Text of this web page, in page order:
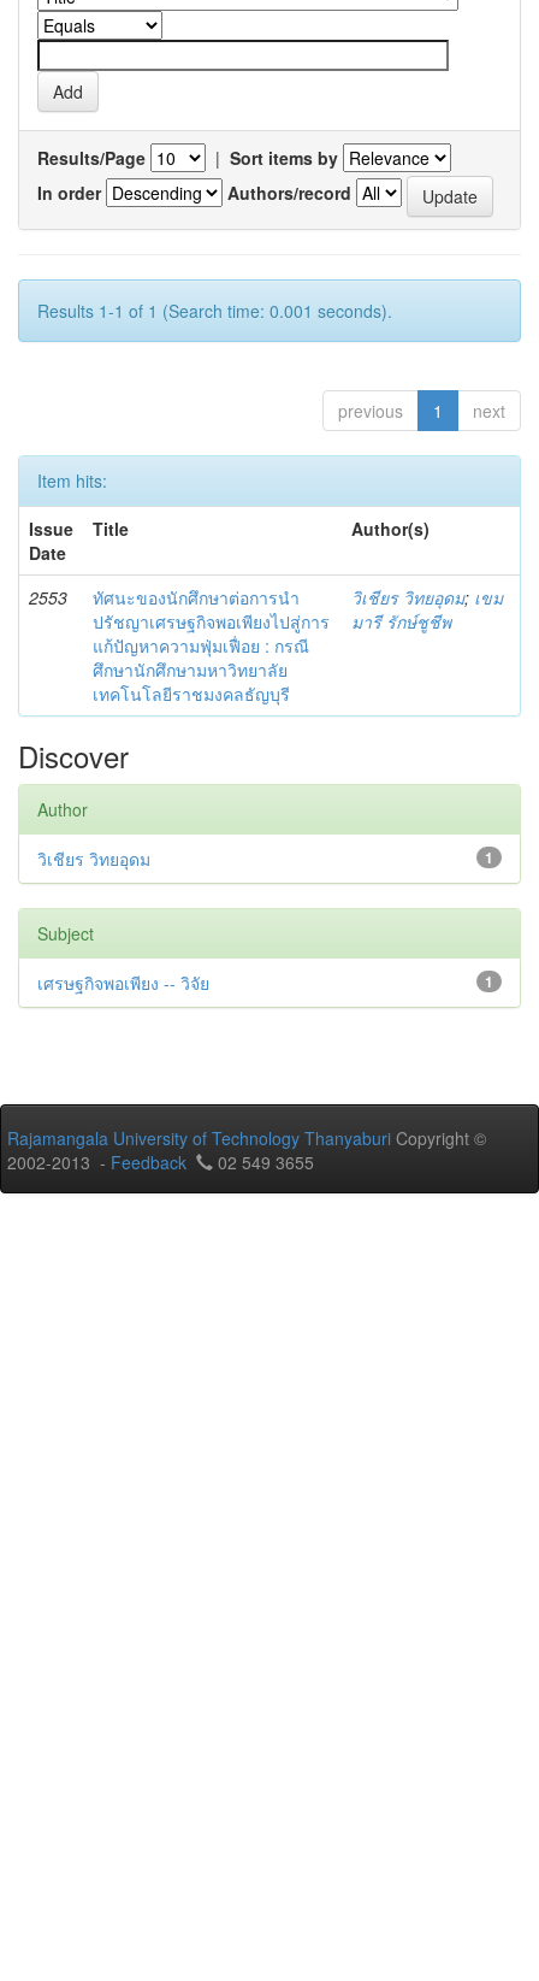
Results/Page | Sort items by
In order
Authors/record
Results 1-1 of 1 (Search time: 0.001 seconds).
previous 1 next
Item hits:
Issue
Date
Title Author(s)
2553
ทัศนะของนักศึกษาต่อการนำ
ปรัชญาเศรษฐกิจพอเพียงไปสู่การ
แก้ปัญหาความฟุ่มเฟื่อย : กรณี
ศึกษานักศึกษามหาวิทยาลัย
เทคโนโลยีราชมงคลธัญบุรี
วิเชียร วิทยอุดม; เขม
มารี รักษ์ชูชีพ
Discover
Author
1
วิเชียร วิทยอุดม
Subject
1
เศรษฐกิจพอเพียง -- วิจัย
Rajamangala University of Technology Thanyaburi Copyright ©
2002-2013 - Feedback 02 549 3655